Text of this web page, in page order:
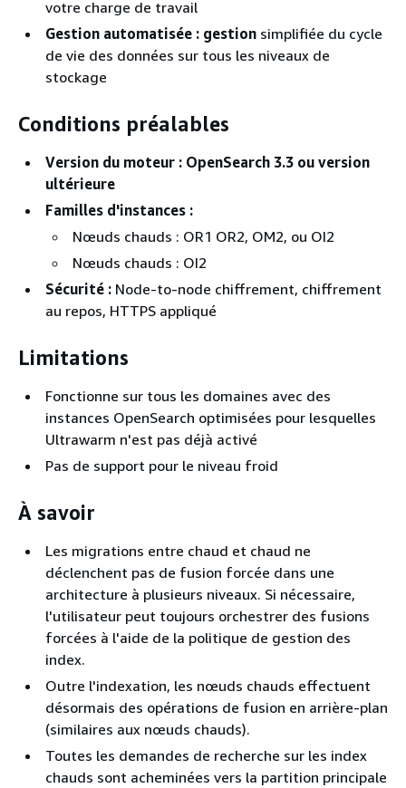
votre charge de travail
Gestion automatisée : gestion simplifiée du cycle
de vie des données sur tous les niveaux de
stockage
Conditions préalables
Version du moteur : OpenSearch 3.3 ou version
ultérieure
Familles d'instances :
Nœuds chauds : OR1 OR2, OM2, ou OI2
Nœuds chauds : OI2
Sécurité : Node-to-node chiffrement, chiffrement
au repos, HTTPS appliqué
Limitations
Fonctionne sur tous les domaines avec des
instances OpenSearch optimisées pour lesquelles
Ultrawarm n'est pas déjà activé
Pas de support pour le niveau froid
À savoir
Les migrations entre chaud et chaud ne
déclenchent pas de fusion forcée dans une
architecture à plusieurs niveaux. Si nécessaire,
l'utilisateur peut toujours orchestrer des fusions
forcées à l'aide de la politique de gestion des
index.
Outre l'indexation, les nœuds chauds effectuent
désormais des opérations de fusion en arrière-plan
(similaires aux nœuds chauds).
Toutes les demandes de recherche sur les index
chauds sont acheminées vers la partition principale